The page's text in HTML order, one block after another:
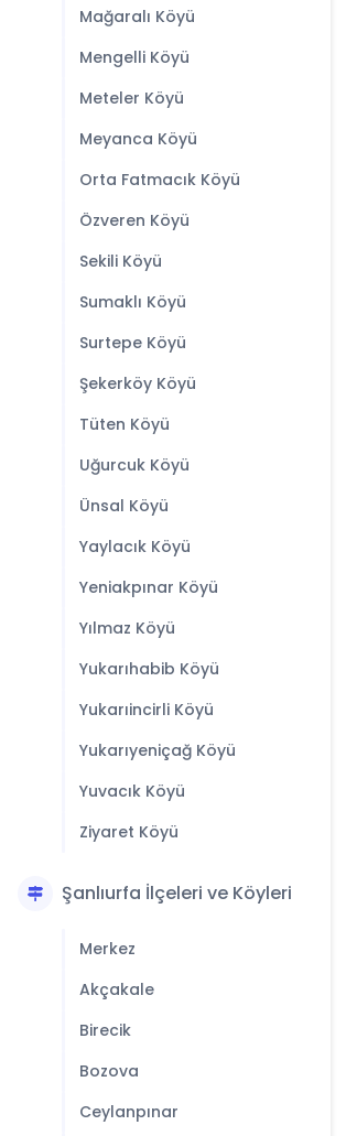
Mağaralı Köyü
Mengelli Köyü
Meteler Köyü
Meyanca Köyü
Orta Fatmacık Köyü
Özveren Köyü
Sekili Köyü
Sumaklı Köyü
Surtepe Köyü
Şekerköy Köyü
Tüten Köyü
Uğurcuk Köyü
Ünsal Köyü
Yaylacık Köyü
Yeniakpınar Köyü
Yılmaz Köyü
Yukarıhabib Köyü
Yukarıincirli Köyü
Yukarıyeniçağ Köyü
Yuvacık Köyü
Ziyaret Köyü
Şanlıurfa İlçeleri ve Köyleri
Merkez
Akçakale
Birecik
Bozova
Ceylanpınar